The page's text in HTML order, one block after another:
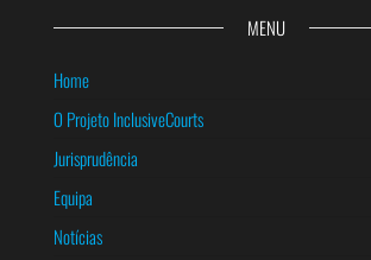
MENU
Home
O Projeto InclusiveCourts
Jurisprudência
Equipa
Notícias